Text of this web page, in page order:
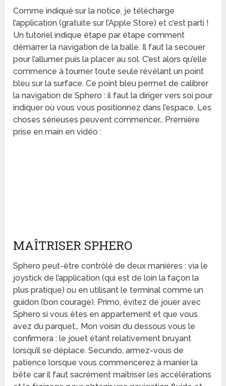
Comme indiqué sur la notice, je télécharge
l’application (gratuite sur l’Apple Store) et c’est parti !
Un tutoriel indique étape par étape comment
démarrer la navigation de la balle. Il faut la secouer
pour l’allumer puis la placer au sol. C’est alors qu’elle
commence à tourner toute seule révélant un point
bleu sur la surface. Ce point bleu permet de calibrer
la navigation de Sphero : il faut la diriger vers soi pour
indiquer où vous vous positionnez dans l’espace. Les
choses sérieuses peuvent commencer… Première
prise en main en vidéo :
MAÎTRISER SPHERO
Sphero peut-être contrôlé de deux manières : via le
joystick de l’application (qui est de loin la façon la
plus pratique) ou en utilisant le terminal comme un
guidon (bon courage). Primo, évitez de jouer avec
Sphero si vous êtes en appartement et que vous
avez du parquet… Mon voisin du dessous vous le
confirmera : le jouet étant relativement bruyant
lorsqu’il se déplace. Secundo, armez-vous de
patience lorsque vous commencerez à manier la
bête car il faut sacrément maîtriser les accélérations